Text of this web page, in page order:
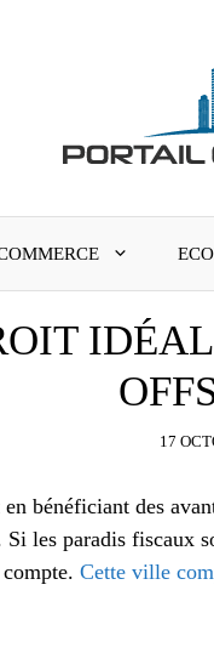
17
bénéficiant des
les paradis fiscaux
Cette ville